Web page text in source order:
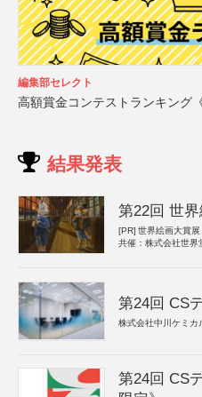
編集部セレクト
高額賞金コンテストランキング
結果発表
第22回 世
[PR] 世界絵画大賞
共催：株式会社世界
第24回 CS
株式会社中川ケミカ
第24回 CS